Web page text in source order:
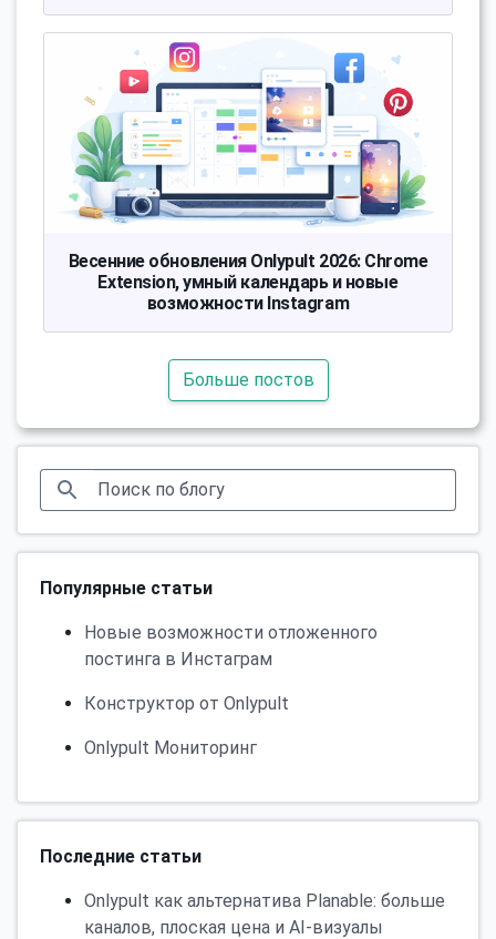
Весенние обновления Onlypult 2026: Chrome
Extension, умный календарь и новые
возможности Instagram
Больше постов
Популярные статьи
Новые возможности отложенного
постинга в Инстаграм
Конструктор от Onlypult
Onlypult Мониторинг
Последние статьи
Onlypult как альтернатива Planable: больше
каналов, плоская цена и AI-визуалы